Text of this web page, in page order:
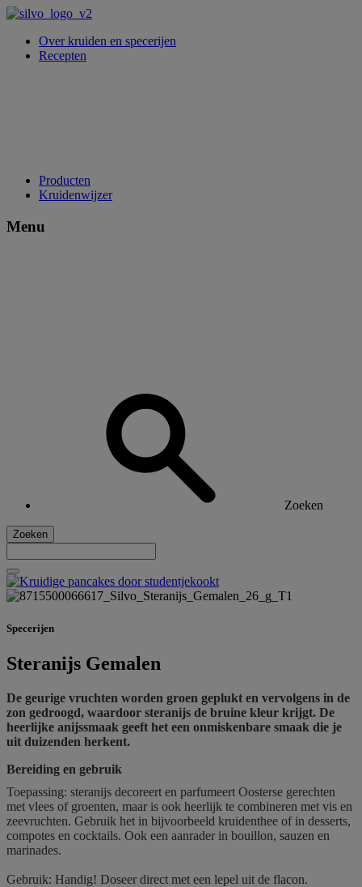
Over kruiden en specerijen
Recepten
Producten
Kruidenwijzer
Menu
Zoeken
Zoeken
Specerijen
Steranijs Gemalen
De geurige vruchten worden groen geplukt en vervolgens in de
zon gedroogd, waardoor steranijs de bruine kleur krijgt. De
heerlijke anijssmaak geeft het een onmiskenbare smaak die je
uit duizenden herkent.
Bereiding en gebruik
Toepassing: steranijs decoreert en parfumeert Oosterse gerechten
met vlees of groenten, maar is ook heerlijk te combineren met vis en
zeevruchten. Gebruik het in bijvoorbeeld kruidenthee of in desserts,
compotes en cocktails. Ook een aanrader in bouillon, sauzen en
marinades.
Gebruik: Handig! Doseer direct met een lepel uit de flacon.